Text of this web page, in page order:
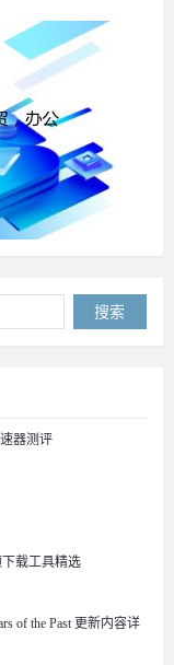
搜索
器测评
下载工具精选
of the Past 更新内容详